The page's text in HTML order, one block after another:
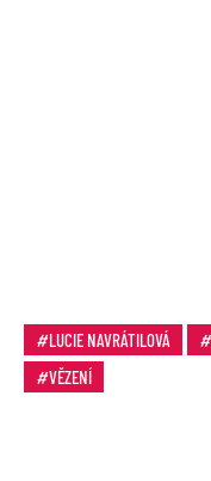
LUCIE NAVRÁTILOVÁ
VĚZENÍ